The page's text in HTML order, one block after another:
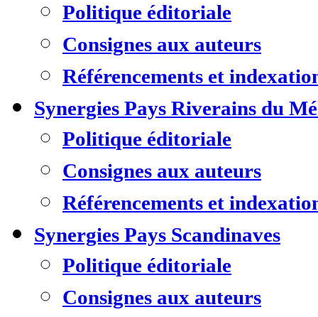
Politique éditoriale
Consignes aux auteurs
Référencements et
Synergies Pays Riverains du
Politique éditoriale
Consignes aux auteurs
Référencements et
Synergies Pays Scandinaves
Politique éditoriale
Consignes aux auteurs